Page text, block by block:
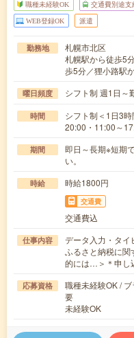
職種未経験OK 交通費別途支
WEB登録OK 派遣
勤務地
札幌市北区
札幌駅から徒歩5
歩5分／狸小路駅
曜日頻度 シフト制 週1日～
時間
シフト制＜1日3
20:00・11:00～
期間
即日～長期※短期
い。
時給 時給1800円
交通費
交通費込
仕事内容
データ入力・タイ
ふるさと納税に関
的には…＞＊申
応募資格
職種未経験OK /
要
未経験OK